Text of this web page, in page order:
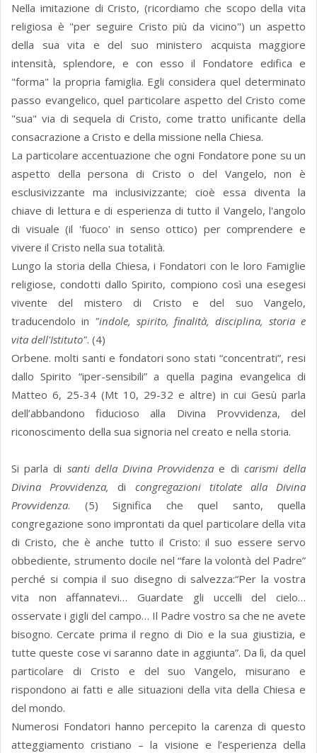
Nella imitazione di Cristo, (ricordiamo che scopo della vita
religiosa è "per seguire Cristo più da vicino") un aspetto
della sua vita e del suo ministero acquista maggiore
intensità, splendore, e con esso il Fondatore edifica e
"forma" la propria famiglia. Egli considera quel determinato
passo evangelico, quel particolare aspetto del Cristo come
"sua" via di sequela di Cristo, come tratto unificante della
consacrazione a Cristo e della missione nella Chiesa.
La particolare accentuazione che ogni Fondatore pone su un
aspetto della persona di Cristo o del Vangelo, non è
esclusivizzante ma inclusivizzante; cioè essa diventa la
chiave di lettura e di esperienza di tutto il Vangelo, l'angolo
di visuale (il 'fuoco' in senso ottico) per comprendere e
vivere il Cristo nella sua totalità.
Lungo la storia della Chiesa, i Fondatori con le loro Famiglie
religiose, condotti dallo Spirito, compiono così una esegesi
vivente del mistero di Cristo e del suo Vangelo,
traducendolo in "indole, spirito, finalità, disciplina, storia e
vita dell'Istituto". (4)
Orbene. molti santi e fondatori sono stati “concentrati”, resi
dallo Spirito “iper-sensibili” a quella pagina evangelica di
Matteo 6, 25-34 (Mt 10, 29-32 e altre) in cui Gesù parla
dell’abbandono fiducioso alla Divina Provvidenza, del
riconoscimento della sua signoria nel creato e nella storia.
Si parla di santi della Divina Provvidenza e di carismi della
Divina Provvidenza,di congregazioni titolate alla Divina
Provvidenza. (5) Significa che quel santo, quella
congregazione sono improntati da quel particolare della vita
di Cristo, che è anche tutto il Cristo: il suo essere servo
obbediente, strumento docile nel “fare la volontà del Padre”
perché si compia il suo disegno di salvezza:“Per la vostra
vita non affannatevi… Guardate gli uccelli del cielo…
osservate i gigli del campo… Il Padre vostro sa che ne avete
bisogno. Cercate prima il regno di Dio e la sua giustizia, e
tutte queste cose vi saranno date in aggiunta”. Da lì, da quel
particolare di Cristo e del suo Vangelo, misurano e
rispondono ai fatti e alle situazioni della vita della Chiesa e
del mondo.
Numerosi Fondatori hanno percepito la carenza di questo
atteggiamento cristiano – la visione e l’esperienza della